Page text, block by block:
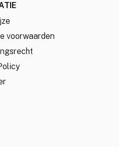
voorwaarden